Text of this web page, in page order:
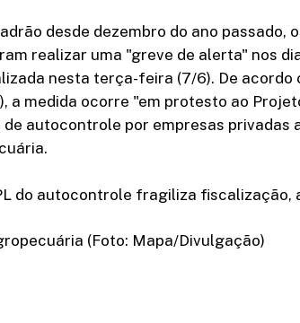
desde dezembro do ano passado,
realizar uma "greve de alerta" nos
nesta terça-feira (7/6). De acordo
a medida ocorre "em protesto ao
de autocontrole por empresas privadas
do autocontrole fragiliza fiscalização,
(Foto: Mapa/Divulgação)